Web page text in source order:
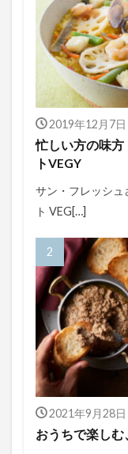
2019年12月7日
忙しい方の味方
トVEGY
サン・フレッシュ
ト VEG[…]
2021年9月28日
おうちで楽し